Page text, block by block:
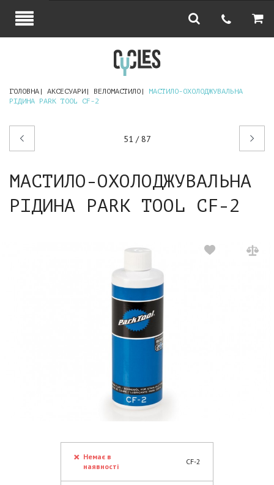
ГОЛОВНА АКСЕСУАРИ ВЕЛОМАСТИЛО
МАСТИЛО-ОХОЛОДЖУВАЛЬНА
РІДИНА PARK TOOL CF-2
51 / 87
Наступний
МАСТИЛО-ОХОЛОДЖУВАЛЬНА
РІДИНА PARK TOOL CF-2
Немає в
наявності
CF-2